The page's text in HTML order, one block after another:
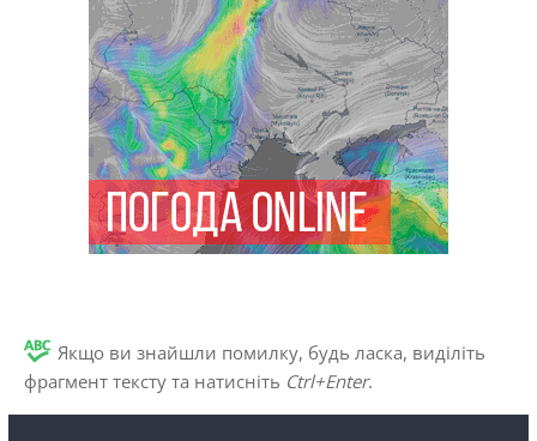
Якщо ви знайшли помилку, будь ласка, виділіть
фрагмент тексту та натисніть Ctrl+Enter.